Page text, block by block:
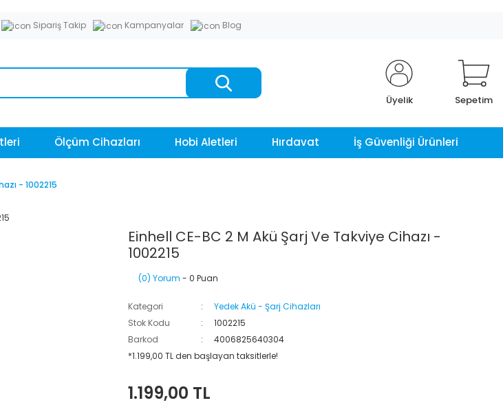
Sipariş Takip Kampanyalar Blog
Üyelik Sepetim
Ölçüm Cihazları Hobi Aletleri Hırdavat İş Güvenliği Ürünleri
- 1002215
Einhell CE-BC 2 M Akü Şarj Ve Takviye Cihazı -
1002215
(0) Yorum - 0 Puan
Kategori
Yedek Akü - Şarj Cihazları
Stok Kodu
1002215
Barkod
4006825640304
*1.199,00 TL den başlayan taksitlerle!
1.199,00 TL